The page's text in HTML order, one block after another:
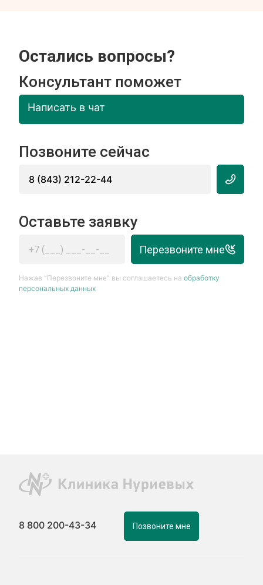
Остались вопросы?
Консультант поможет
Написать в чат
Позвоните сейчас
8 (843) 212-22-44
Оставьте заявку
Перезвоните мне
Нажав “Перезвоните мне” вы соглашаетесь наобработку
персональных данных
8 800 200-43-34 Позвоните мне